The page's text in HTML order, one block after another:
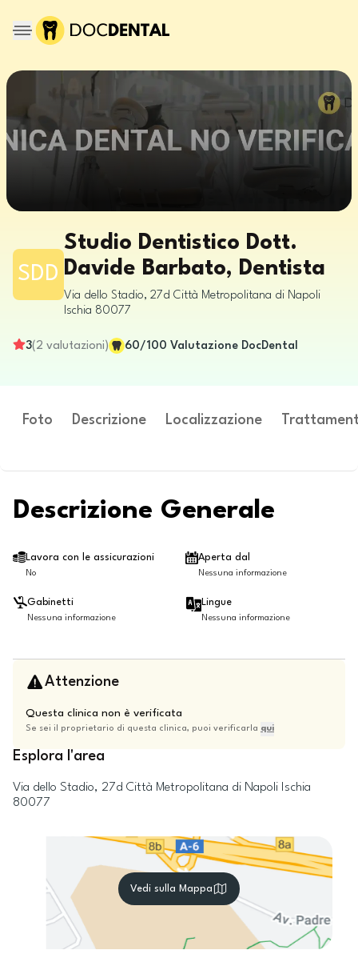
SDD
Studio Dentistico Dott.
Davide Barbato, Dentista
Via dello Stadio, 27d Città Metropolitana di Napoli
Ischia 80077
3( 2 valutazioni) 60/100 Valutazione DocDental
Foto Descrizione Localizzazione
Descrizione Generale
Lavora con le assicurazioni
No
Aperta dal
Nessuna informazione
Gabinetti
Nessuna informazione
Lingue
Nessuna informazione
Attenzione
Questa clinica non è verificata
Se sei il proprietario di questa clinica, puoi verificarla qui
Esplora l'area
Via dello Stadio, 27d Città Metropolitana di Napoli
Ischia
80077
Vedi sulla Mappa